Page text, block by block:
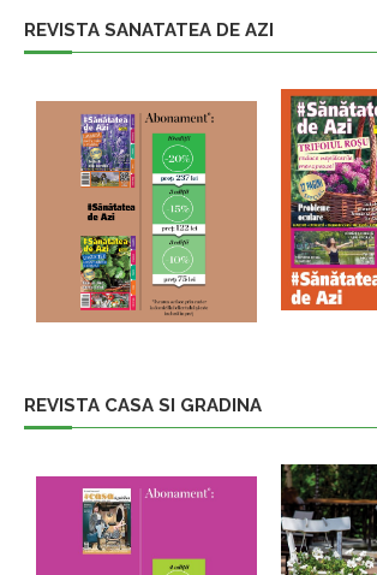
REVISTA SANATATEA DE AZI
REVISTA CASA SI GRADINA